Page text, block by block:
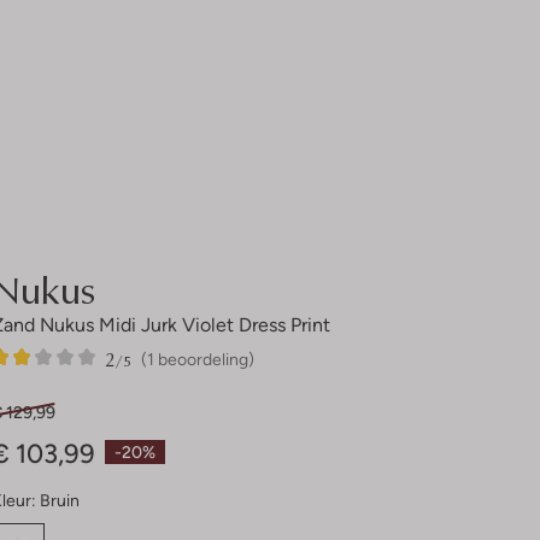
Nukus Midi Jurk Violet Dress Print
(1 beoordeling)
2/5
-20%
129,99
103,99
Bruin